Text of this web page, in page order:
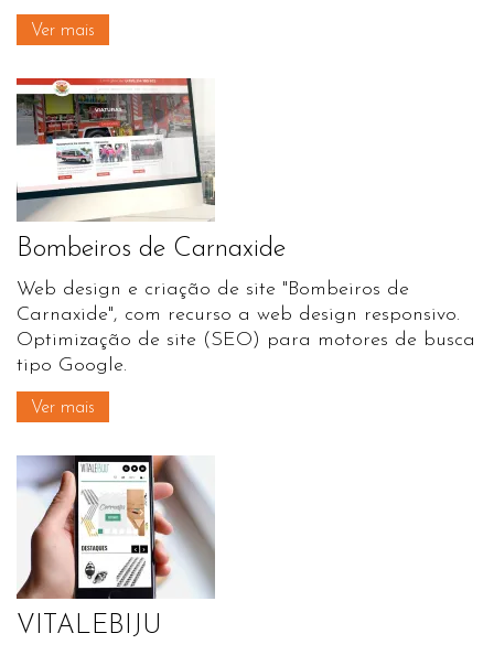
Ver mais
Bombeiros de Carnaxide
Web design e criação de site "Bombeiros de
Carnaxide", com recurso a web design responsivo.
Optimização de site (SEO) para motores de busca
tipo Google.
Ver mais
VITALEBIJU